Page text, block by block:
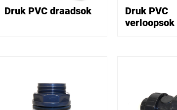
Druk PVC draadsok
Druk PVC
verloopsok